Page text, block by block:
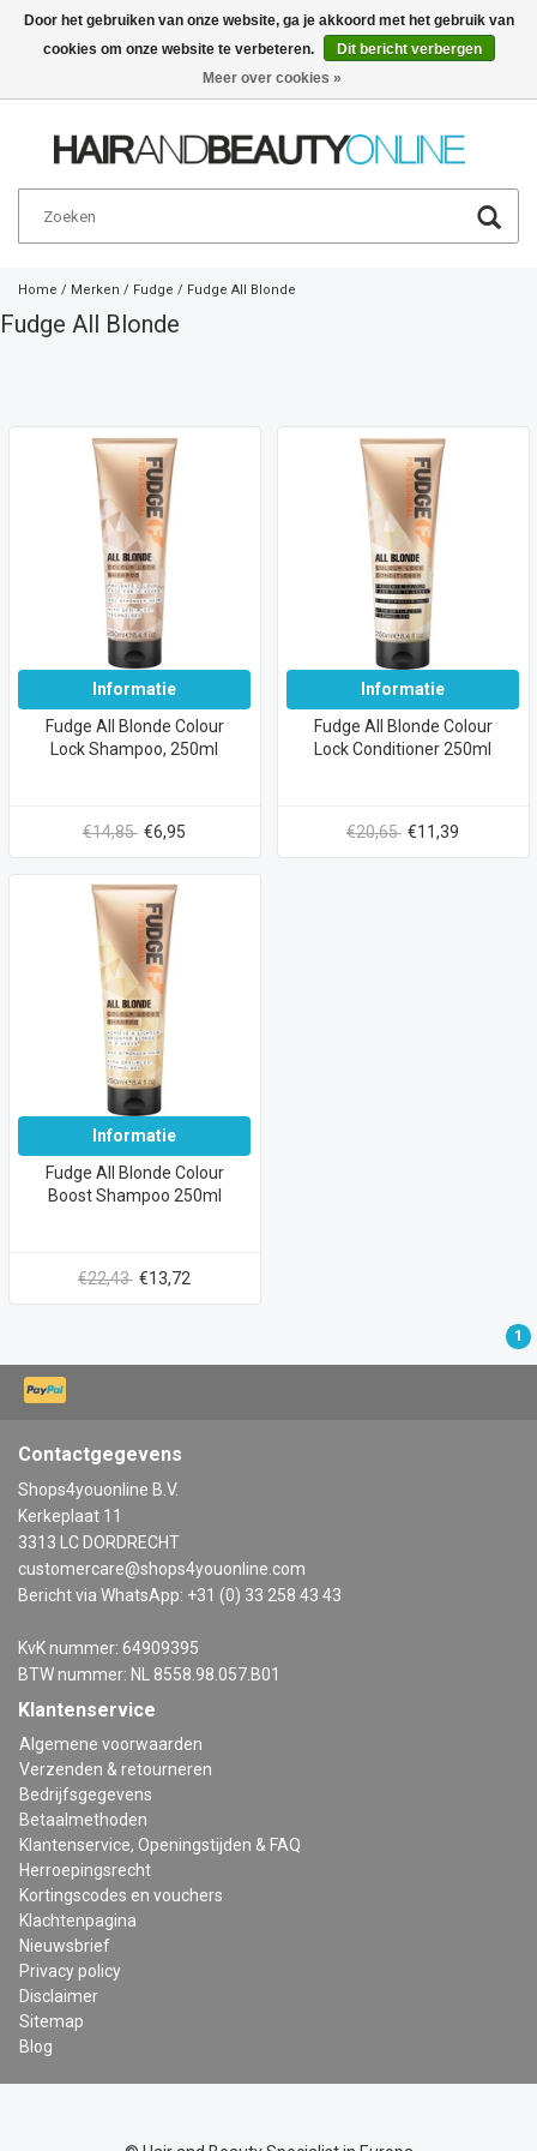
Nederlands €
Home / Merken / Fudge / Fudge All Blonde
Fudge All Blonde
Informatie
Fudge All Blonde Colour
Lock Shampoo, 250ml
€14,85 €6,95
Informatie
Fudge All Blonde Colour
Lock Conditioner 250ml
€20,65 €11,39
Informatie
Fudge All Blonde Colour
Boost Shampoo 250ml
€22,43 €13,72
1
Contactgegevens
Shops4youonline B.V.
Kerkeplaat 11
3313 LC DORDRECHT
customercare@shops4youonline.com
Bericht via WhatsApp: +31 (0) 33 258 43 43
KvK nummer: 64909395
BTW nummer: NL 8558.98.057.B01
Klantenservice
Algemene voorwaarden
Verzenden & retourneren
Bedrijfsgegevens
Betaalmethoden
Klantenservice, Openingstijden & FAQ
Herroepingsrecht
Kortingscodes en vouchers
Klachtenpagina
Nieuwsbrief
Privacy policy
Disclaimer
Sitemap
Blog
Door het gebruiken van onze website, ga je akkoord met het gebruik van
cookies om onze website te verbeteren.
Dit bericht verbergen
Meer over cookies »